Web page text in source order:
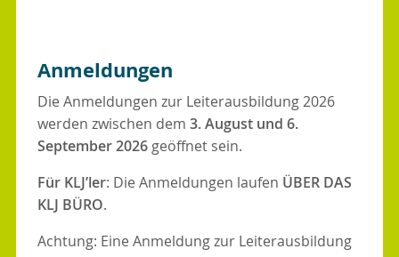
Anmeldungen
Die Anmeldungen zur Leiterausbildung 2026
werden zwischen dem 3. August und 6.
September 2026geöffnet sein.
Für KLJ’ler: Die Anmeldungen laufen ÜBER DAS
KLJ BÜRO.
Achtung: Eine Anmeldung zur Leiterausbildung